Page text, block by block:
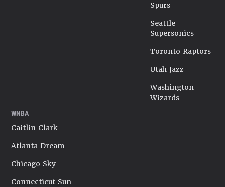
Spurs
Seattle
Supersonics
Toronto Raptors
Utah Jazz
Washington
Wizards
WNBA
Caitlin Clark
Atlanta Dream
Chicago Sky
Connecticut Sun